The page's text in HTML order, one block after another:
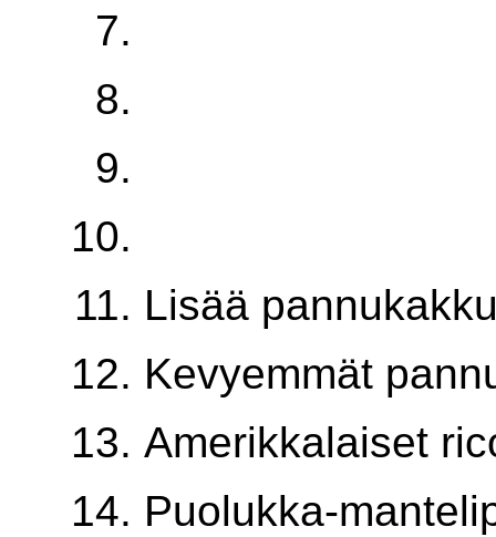
Lisää
Kevyemmät
Amerikkalaiset
Puolukka-